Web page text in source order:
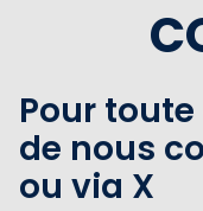
Pour
de nous
ou via X